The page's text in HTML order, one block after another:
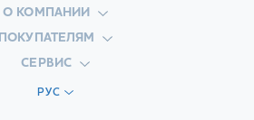
О КОМПАНИИ
ПОКУПАТЕЛЯМ
СЕРВИС
РУС